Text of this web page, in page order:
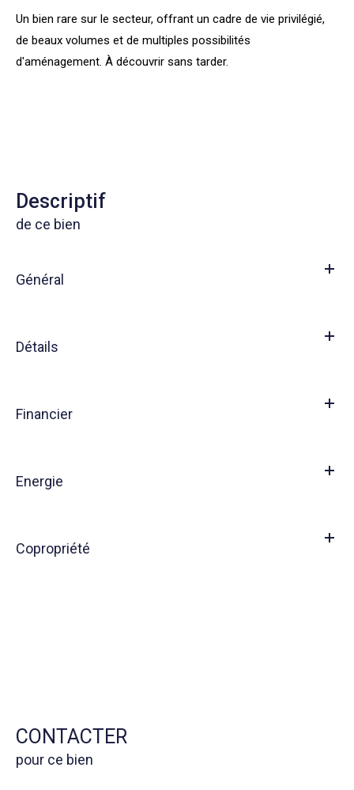
Un bien rare sur le secteur, offrant un cadre de vie privilégié,
de beaux volumes et de multiples possibilités
d'aménagement. À découvrir sans tarder.
descriptif
de ce bien
Général
Détails
Financier
Energie
Copropriété
CONTACTER
pour ce bien